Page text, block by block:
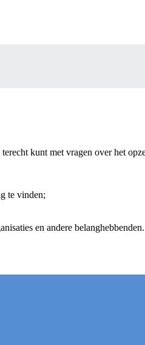
kunt met vragen over het
te vinden;
en andere belanghebbenden.